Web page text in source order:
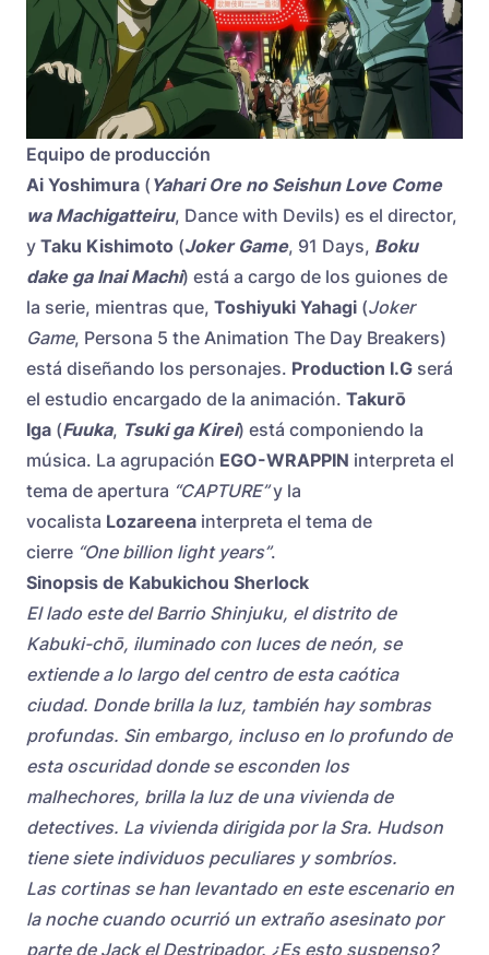
Equipo de producción
Ai Yoshimura ( Yahari Ore no Seishun Love Come
wa Machigatteiru, Dance with Devils) es el director,
y Taku Kishimoto (Joker Game, 91 Days, Boku
dake ga Inai Machi) está a cargo de los guiones de
la serie, mientras que, Toshiyuki Yahagi (Joker
Game, Persona 5 the Animation The Day Breakers)
está diseñando los personajes. Production I.G será
el estudio encargado de la animación. Takurō
Iga (Fuuka, Tsuki ga Kirei) está componiendo la
música. La agrupación EGO-WRAPPIN interpreta el
tema de apertura “CAPTURE”y la
vocalista Lozareena interpreta el tema de
cierre “One billion light years”.
Sinopsis de Kabukichou Sherlock
El lado este del Barrio Shinjuku, el distrito de
Kabuki-chō, iluminado con luces de neón, se
extiende a lo largo del centro de esta caótica
ciudad. Donde brilla la luz, también hay sombras
profundas. Sin embargo, incluso en lo profundo de
esta oscuridad donde se esconden los
malhechores, brilla la luz de una vivienda de
detectives. La vivienda dirigida por la Sra. Hudson
tiene siete individuos peculiares y sombríos.
Las cortinas se han levantado en este escenario en
la noche cuando ocurrió un extraño asesinato por
parte de Jack el Destripador. ¿Es esto suspenso?